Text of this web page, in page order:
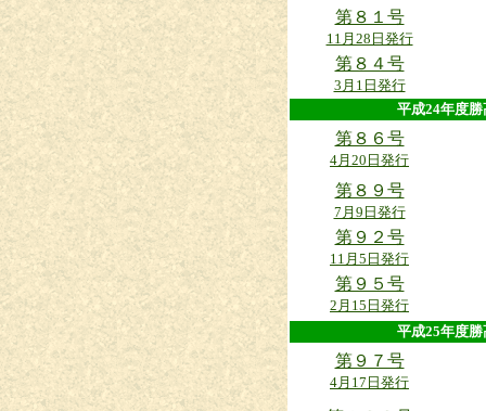
第８１号
11月28日発行
第８４号
3月1日発行
平成24年
第８６号
4月20日発行
第８９号
7月9日発行
第９２号
11月5日発行
第９５号
2月15日発行
平成25年
第９７号
4月17日発行